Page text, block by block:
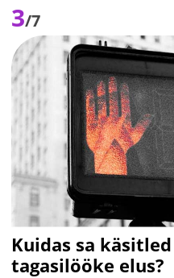
3/7
Kuidas sa
tagasilööke elus?